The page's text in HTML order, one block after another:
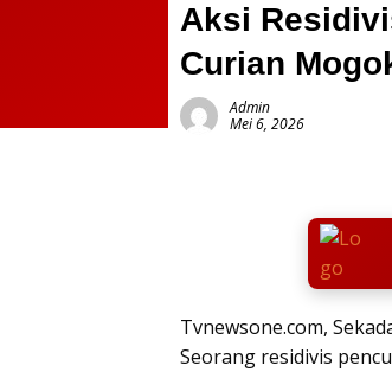
Aksi
Curian
Admin
Mei 6, 2026
Tvnewsone.com,
Seorang residivis